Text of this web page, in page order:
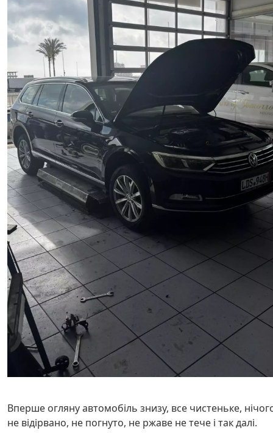
Вперше огляну автомобіль знизу, все чистеньке,
не відірвано, не погнуто, не ржаве не тече і так далі.